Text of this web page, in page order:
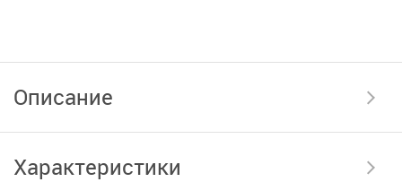
Описание
Характеристики